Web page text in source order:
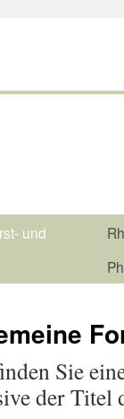
und
Sie
der Titel